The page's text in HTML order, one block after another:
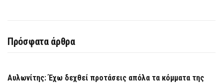
Πρόσφατα άρθρα
Αυλωνίτης: Έχω δεχθεί προτάσεις απόλα τα κόμματα της